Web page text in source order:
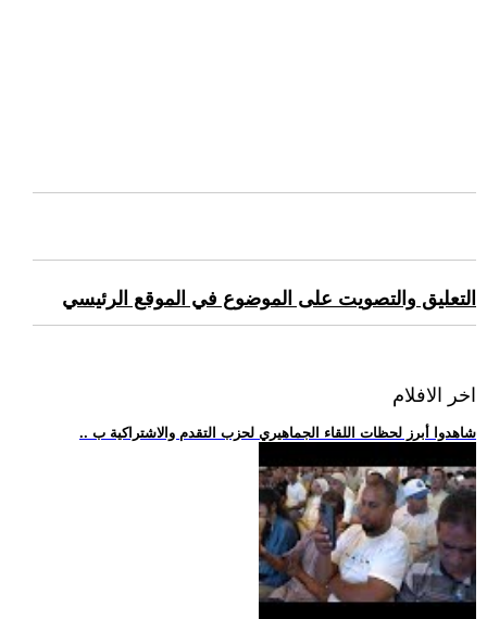
التعليق والتصويت على الموضوع في الموقع الرئيسي
اخر الافلام
.. شاهدوا أبرز لحظات اللقاء الجماهيري لحزب التقدم والاشتراكية ب